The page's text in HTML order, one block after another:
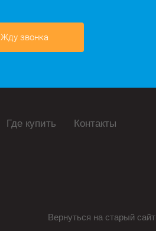
Жду звонка
Где купить Контакты
Вернуться на старый сайт